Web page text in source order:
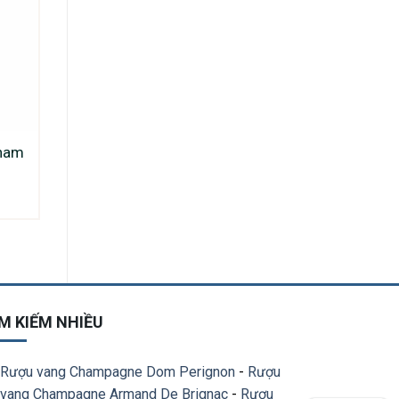
KIẾM NHIỀU
Rượu vang Champagne Dom Perignon - Rượu
vang Champagne Armand De Brignac - Rượu